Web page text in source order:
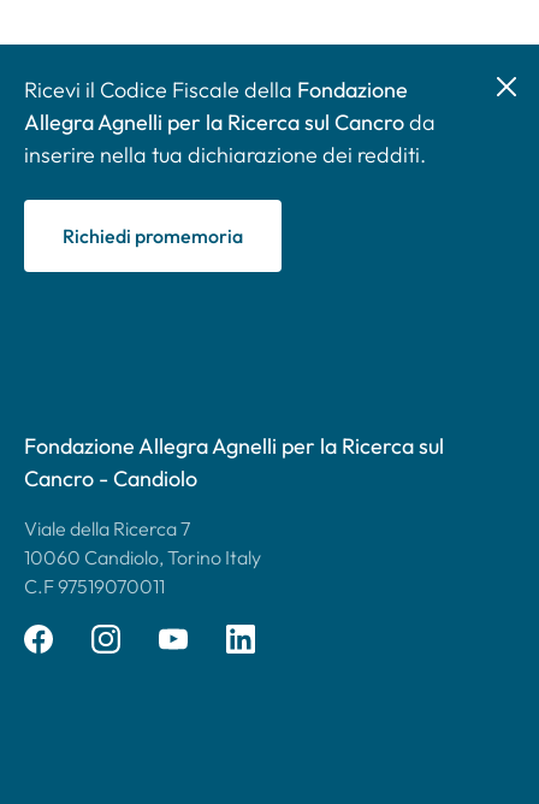
Ricevi il Codice Fiscale della Fondazione
Allegra Agnelli per la Ricerca sul Cancroda
inserire nella tua dichiarazione dei redditi.
Richiedi promemoria
Fondazione Allegra Agnelli per la Ricerca sul
Cancro - Candiolo
Viale della Ricerca 7
10060 Candiolo, Torino Italy
C.F 97519070011